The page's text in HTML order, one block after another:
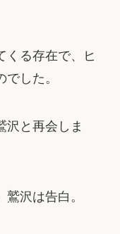
くる存在で、ヒ
した。
沢と再会しま
沢は告白。